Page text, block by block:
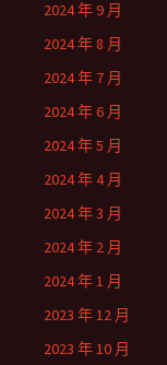
2024 年 9 月
2024 年 8 月
2024 年 7 月
2024 年 6 月
2024 年 5 月
2024 年 4 月
2024 年 3 月
2024 年 2 月
2024 年 1 月
2023 年 12 月
2023 年 10 月